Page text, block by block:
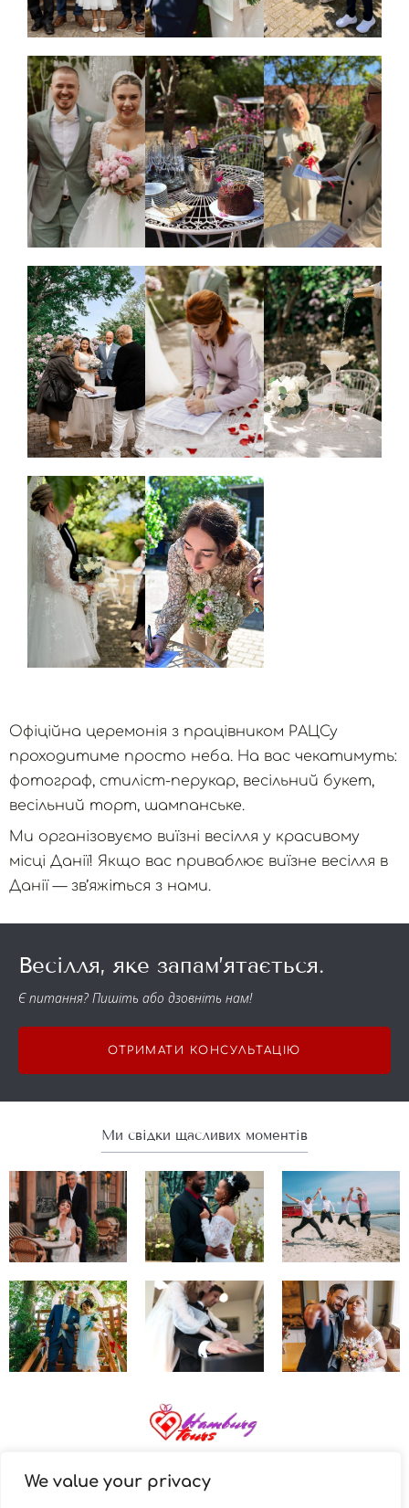
We value your privacy
Офіційна церемонія з працівником РАЦСу
проходитиме просто неба. На вас чекатимуть:
фотограф, стиліст-перукар, весільний букет,
весільний торт, шампанське.
Ми організовуємо виїзні весілля у красивому
місці Данії! Якщо вас приваблює виїзне весілля в
Данії — зв’яжіться з нами.
Весілля, яке запам’ятається.
Є питання? Пишіть або дзовніть нам!
ОТРИМАТИ КОНСУЛЬТАЦІЮ
Ми свідки щасливих моментів
+38 268 288 137